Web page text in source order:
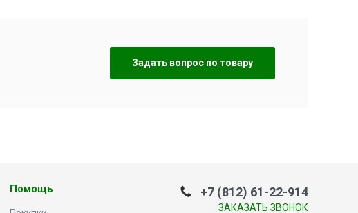
Задать вопрос по товару
Помощь +7 (812) 61-22-914
ЗАКАЗАТЬ ЗВОНОК